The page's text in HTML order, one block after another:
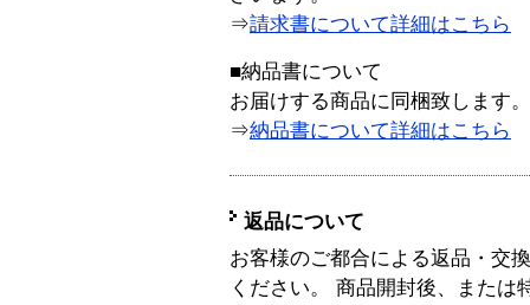
⇒請求書について詳細はこちら
■納品書について
お届けする商品に同梱致します。
⇒納品書について詳細はこちら
返品について
お客様のご都合による返品・交
ください。 商品開封後、または